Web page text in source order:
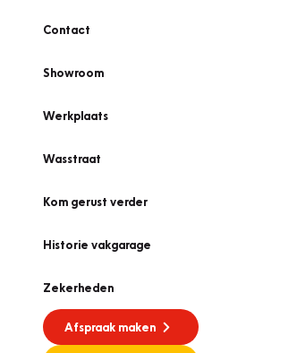
Contact
Showroom
Werkplaats
Wasstraat
Kom gerust verder
Historie vakgarage
Zekerheden
Afspraak maken